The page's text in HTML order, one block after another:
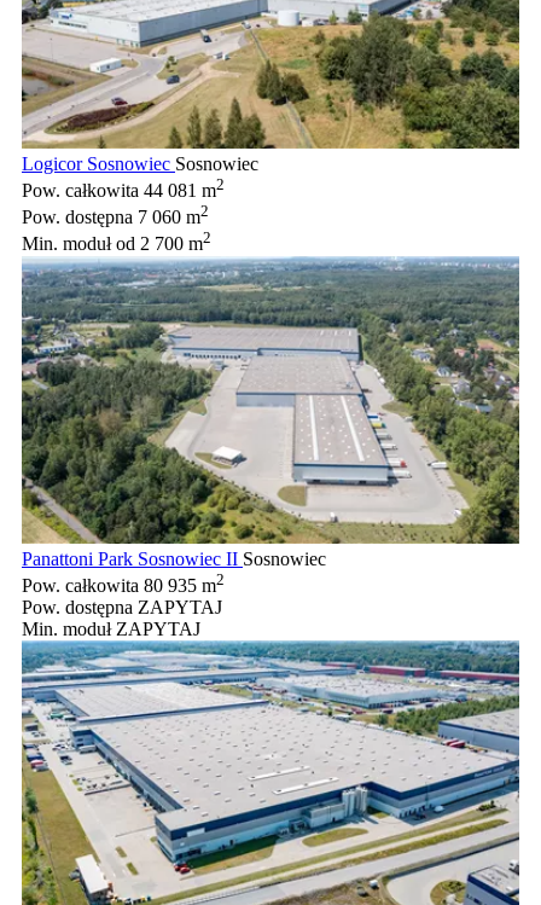
Logicor Sosnowiec Sosnowiec
Pow. całkowita 44 081 m2
Pow. dostępna 7 060 m2
Min. modułod 2 700 m2
Panattoni Park Sosnowiec II Sosnowiec
Pow. całkowita 80 935 m2
Pow. dostępna ZAPYTAJ
Min. moduł ZAPYTAJ